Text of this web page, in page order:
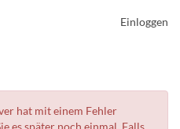
Einloggen
hat mit einem Fehler
es später noch einmal. Falls